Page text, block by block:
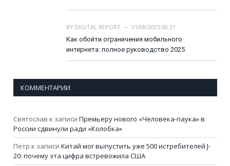
BY DIGITAL REPORT
31/08/2025 00:31
Как обойти ограничения мобильного
интернета: полное руководство 2025
КОММЕНТАРИИ
Святослав к записи Премьеру нового «Человека-паука» в
России сдвинули ради «Колобка»
Петр к записи Китай мог выпустить уже 500 истребителей J-
20: почему эта цифра встревожила США